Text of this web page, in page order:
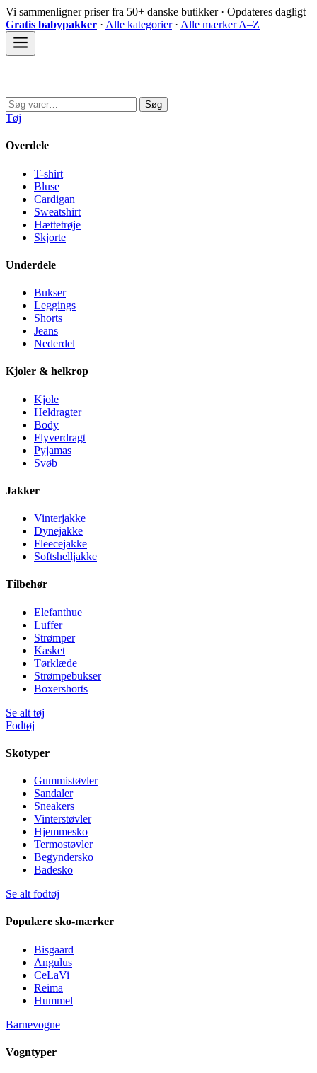
Spring
til
indhold
Vi sammenligner priser fra 50+ danske butikker · Opdateres dagligt
Gratis babypakker · Alle kategorier· Alle mærker A–Z
Søg
efter:
Søg
Tøj
Overdele
T-shirt
Bluse
Cardigan
Sweatshirt
Hættetrøje
Skjorte
Underdele
Bukser
Leggings
Shorts
Jeans
Nederdel
Kjoler & helkrop
Kjole
Heldragter
Body
Flyverdragt
Pyjamas
Svøb
Jakker
Vinterjakke
Dynejakke
Fleecejakke
Softshelljakke
Tilbehør
Elefanthue
Luffer
Strømper
Kasket
Tørklæde
Strømpebukser
Boxershorts
Se alt tøj
Fodtøj
Skotyper
Gummistøvler
Sandaler
Sneakers
Vinterstøvler
Hjemmesko
Termostøvler
Begyndersko
Badesko
Se alt fodtøj
Populære sko-mærker
Bisgaard
Angulus
CeLaVi
Reima
Hummel
Barnevogne
Vogntyper